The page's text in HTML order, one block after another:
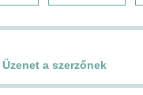
Üzenet a szerzőnek